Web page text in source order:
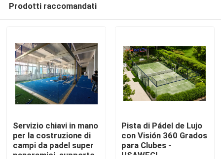
Casa.
Prodotti raccomandati
Servizio chiavi in mano
per la costruzione di
campi da padel super
panoramici, supporto
Pista di Pádel de Lujo
con Visión 360 Grados
para Clubes -
USAWEGI